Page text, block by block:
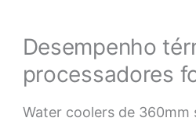
Desempenho
processadores
Water coolers de 360mm